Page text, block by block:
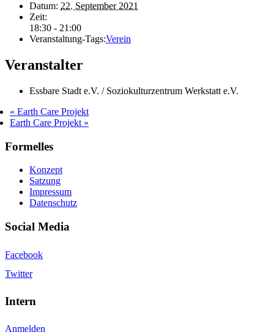
Datum: 22. September 2021
Zeit:
18:30 - 21:00
Veranstaltung-Tags:Verein
Veranstalter
Essbare Stadt e.V. / Soziokulturzentrum Werkstatt e.V.
« Earth Care Projekt
Earth Care Projekt »
Formelles
Konzept
Satzung
Impressum
Datenschutz
Social Media
Facebook
Twitter
Intern
Anmelden